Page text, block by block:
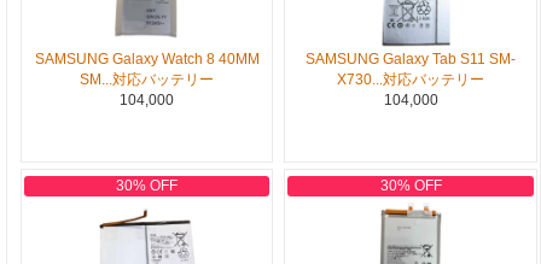
SAMSUNG Galaxy Watch 8 40MM
SM...対応バッテリー
104,000
SAMSUNG Galaxy Tab S11 SM-
X730...対応バッテリー
104,000
30% OFF 30% OFF